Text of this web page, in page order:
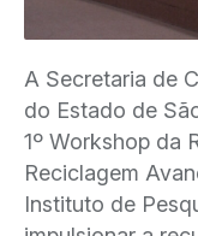
A Secretaria de
do Estado de
1º Workshop da
Reciclagem
Instituto de